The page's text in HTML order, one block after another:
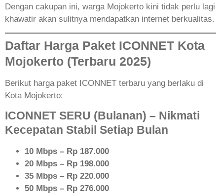
Dengan cakupan ini, warga Mojokerto kini tidak perlu lagi
khawatir akan sulitnya mendapatkan internet berkualitas.
Daftar Harga Paket ICONNET Kota
Mojokerto (Terbaru 2025)
Berikut harga paket ICONNET terbaru yang berlaku di
Kota Mojokerto:
ICONNET SERU (Bulanan) – Nikmati
Kecepatan Stabil Setiap Bulan
10 Mbps – Rp 187.000
20 Mbps – Rp 198.000
35 Mbps – Rp 220.000
50 Mbps – Rp 276.000